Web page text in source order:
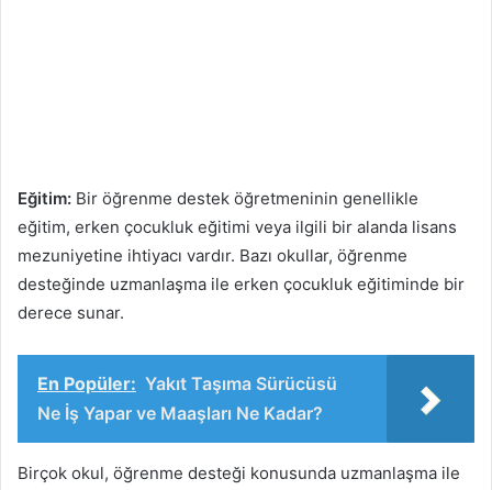
Eğitim: Bir öğrenme destek öğretmeninin genellikle
eğitim, erken çocukluk eğitimi veya ilgili bir alanda lisans
mezuniyetine ihtiyacı vardır. Bazı okullar, öğrenme
desteğinde uzmanlaşma ile erken çocukluk eğitiminde bir
derece sunar.
En Popüler: Yakıt Taşıma Sürücüsü
Ne İş Yapar ve Maaşları Ne Kadar?
Birçok okul, öğrenme desteği konusunda uzmanlaşma ile